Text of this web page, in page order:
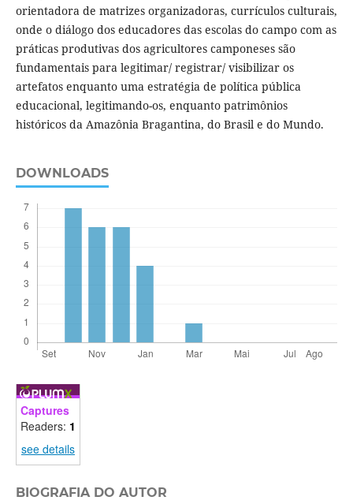
orientadora de matrizes organizadoras, currículos culturais,
onde o diálogo dos educadores das escolas do campo com as
práticas produtivas dos agricultores camponeses são
fundamentais para legitimar/ registrar/ visibilizar os
artefatos enquanto uma estratégia de política pública
educacional, legitimando-os, enquanto patrimônios
históricos da Amazônia Bragantina, do Brasil e do Mundo.
DOWNLOADS
Captures
Readers: 1
see details
BIOGRAFIA DO AUTOR